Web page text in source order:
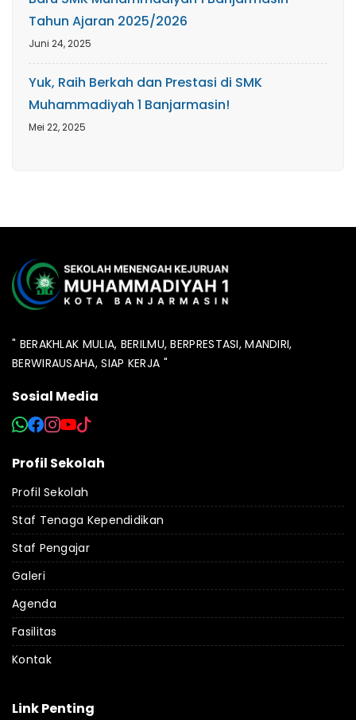
Tahun Ajaran 2025/2026
Juni 24, 2025
Yuk, Raih Berkah dan Prestasi di SMK
Muhammadiyah 1 Banjarmasin!
Mei 22, 2025
" BERAKHLAK MULIA, BERILMU, BERPRESTASI, MANDIRI,
BERWIRAUSAHA, SIAP KERJA "
Sosial Media
Profil Sekolah
Profil Sekolah
Staf Tenaga Kependidikan
Staf Pengajar
Galeri
Agenda
Fasilitas
Kontak
Link Penting